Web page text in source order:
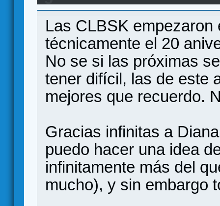
Las CLBSK
técnicamente el 20
No se si las próximas
tener difícil, las de este
mejores que recuerdo.
Gracias infinitas a
puedo hacer una idea
infinitamente más del
mucho), y sin embargo